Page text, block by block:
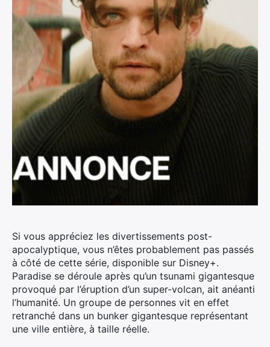
Si vous appréciez les divertissements post-
apocalyptique, vous n’êtes probablement pas passés
à côté de cette série, disponible sur Disney+.
Paradise se déroule après qu’un tsunami gigantesque
provoqué par l’éruption d’un super-volcan, ait anéanti
l’humanité. Un groupe de personnes vit en effet
retranché dans un bunker gigantesque représentant
une ville entière, à taille réelle.